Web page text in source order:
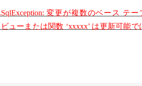
変更が複数のベース テー
ューまたは関数 ‘xxxxx’ は更新可能で